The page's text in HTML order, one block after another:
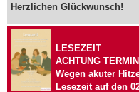
Herzlichen Glückwunsch!
LESEZEIT
ACHTUNG
Wegen akuter
Lesezeit auf den